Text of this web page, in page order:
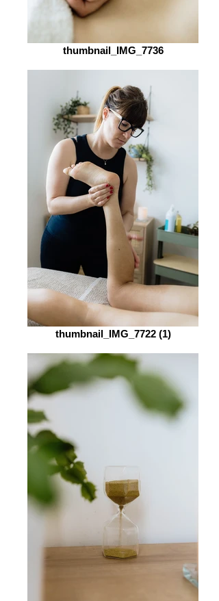
thumbnail_IMG_7736
thumbnail_IMG_7722 (1)